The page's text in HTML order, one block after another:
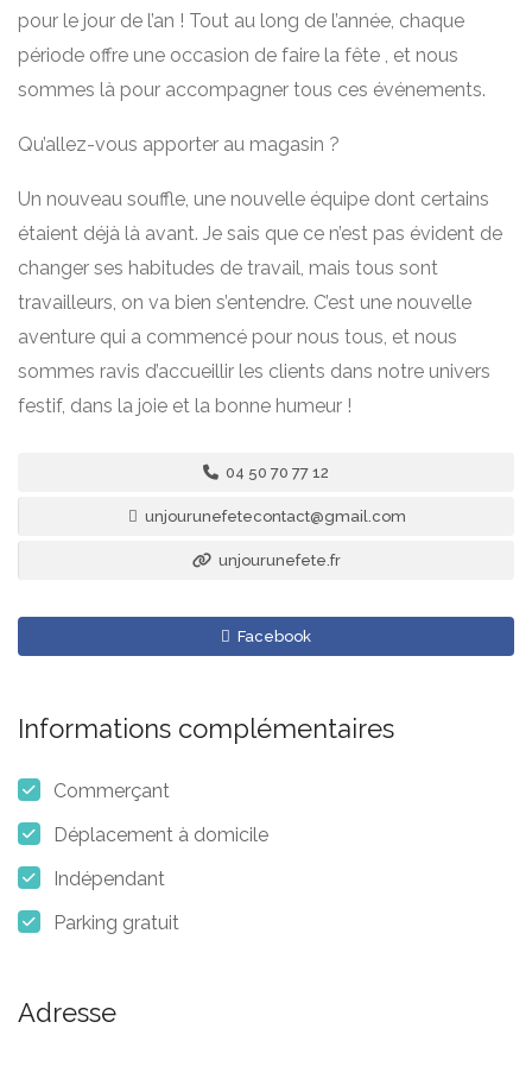
pour le jour de l’an ! Tout au long de l’année, chaque
période offre une occasion de faire la fête , et nous
sommes là pour accompagner tous ces événements.
Qu’allez-vous apporter au magasin ?
Un nouveau souffle, une nouvelle équipe dont certains
étaient déjà là avant. Je sais que ce n’est pas évident de
changer ses habitudes de travail, mais tous sont
travailleurs, on va bien s’entendre. C’est une nouvelle
aventure qui a commencé pour nous tous, et nous
sommes ravis d’accueillir les clients dans notre univers
festif, dans la joie et la bonne humeur !
04 50 70 77 12
unjourunefetecontact@gmail.com
unjourunefete.fr
Facebook
Informations complémentaires
Commerçant
Déplacement à domicile
Indépendant
Parking gratuit
Adresse